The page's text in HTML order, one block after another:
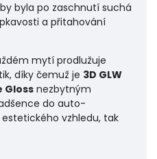
byla po zaschnutí suchá
a přitahování
mytí prodlužuje
díky čemuž je 3D GLW
Gloss nezbytným
do auto-
vzhledu, tak